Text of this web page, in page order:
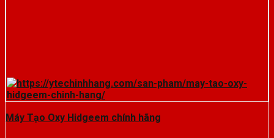
Máy Tạo Oxy Hidgeem chính hãng